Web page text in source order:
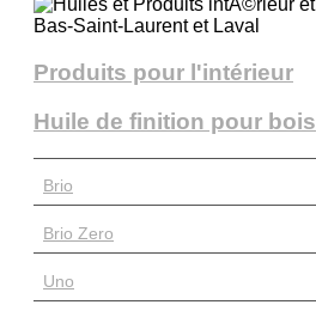
Produits pour l'intérieur
Huile de finition pour bois
Brio
Brio Zero
Uno